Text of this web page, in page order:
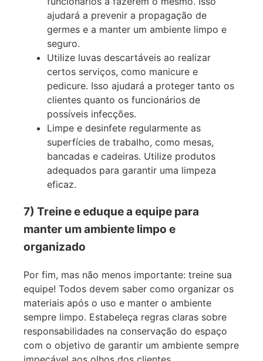
ajudará a prevenir a propagação de
germes e a manter um ambiente limpo e
seguro.
Utilize luvas descartáveis ao realizar
certos serviços, como manicure e
pedicure. Isso ajudará a proteger tanto os
clientes quanto os funcionários de
possíveis infecções.
Limpe e desinfete regularmente as
superfícies de trabalho, como mesas,
bancadas e cadeiras. Utilize produtos
adequados para garantir uma limpeza
eficaz.
7) Treine e eduque a equipe para
manter um ambiente limpo e
organizado
Por fim, mas não menos importante: treine sua
equipe! Todos devem saber como organizar os
materiais após o uso e manter o ambiente
sempre limpo. Estabeleça regras claras sobre
responsabilidades na conservação do espaço
com o objetivo de garantir um ambiente sempre